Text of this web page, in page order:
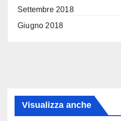
Settembre 2018
Giugno 2018
Visualizza anche